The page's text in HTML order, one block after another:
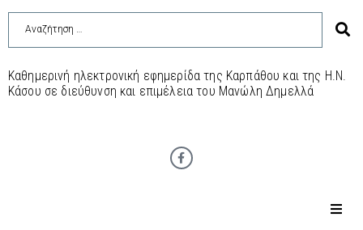
Καθημερινή ηλεκτρονική εφημερίδα της Καρπάθου και της Η.Ν.
Κάσου σε διεύθυνση και επιμέλεια του Μανώλη Δημελλά